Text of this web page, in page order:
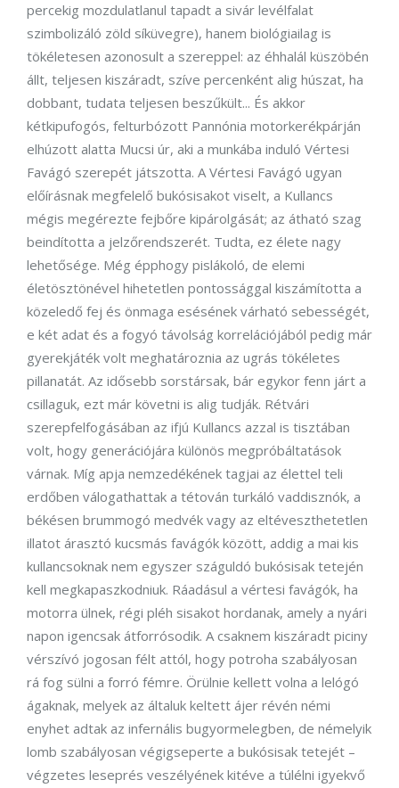
percekig mozdulatlanul tapadt a sivár levélfalat
szimbolizáló zöld síküvegre), hanem biológiailag is
tökéletesen azonosult a szereppel: az éhhalál küszöbén
állt, teljesen kiszáradt, szíve percenként alig húszat, ha
dobbant, tudata teljesen beszűkült... És akkor
kétkipufogós, felturbózott Pannónia motorkerékpárján
elhúzott alatta Mucsi úr, aki a munkába induló Vértesi
Favágó szerepét játszotta. A Vértesi Favágó ugyan
előírásnak megfelelő bukósisakot viselt, a Kullancs
mégis megérezte fejbőre kipárolgását; az átható szag
beindította a jelzőrendszerét. Tudta, ez élete nagy
lehetősége. Még épphogy pislákoló, de elemi
életösztönével hihetetlen pontossággal kiszámította a
közeledő fej és önmaga esésének várható sebességét,
e két adat és a fogyó távolság korrelációjából pedig már
gyerekjáték volt meghatároznia az ugrás tökéletes
pillanatát. Az idősebb sorstársak, bár egykor fenn járt a
csillaguk, ezt már követni is alig tudják. Rétvári
szerepfelfogásában az ifjú Kullancs azzal is tisztában
volt, hogy generációjára különös megpróbáltatások
várnak. Míg apja nemzedékének tagjai az élettel teli
erdőben válogathattak a tétován turkáló vaddisznók, a
békésen brummogó medvék vagy az eltéveszthetetlen
illatot árasztó kucsmás favágók között, addig a mai kis
kullancsoknak nem egyszer száguldó bukósisak tetején
kell megkapaszkodniuk. Ráadásul a vértesi favágók, ha
motorra ülnek, régi pléh sisakot hordanak, amely a nyári
napon igencsak átforrósodik. A csaknem kiszáradt piciny
vérszívó jogosan félt attól, hogy potroha szabályosan
rá fog sülni a forró fémre. Örülnie kellett volna a lelógó
ágaknak, melyek az általuk keltett ájer révén némi
enyhet adtak az infernális bugyormelegben, de némelyik
lomb szabályosan végigseperte a bukósisak tetejét –
végzetes leseprés veszélyének kitéve a túlélni igyekvő